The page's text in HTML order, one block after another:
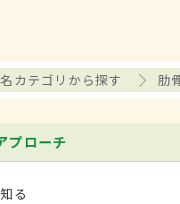
カテゴリから探す 肋
プローチ
る